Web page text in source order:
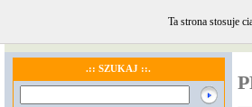
.:: SZUKAJ ::.
Ta strona stosuje